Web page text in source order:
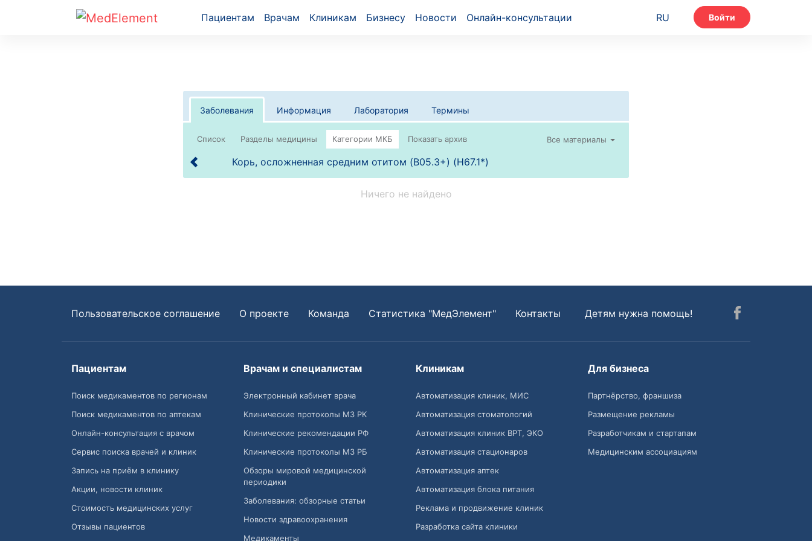
Пациентам Врачам Клиникам Бизнесу Новости Онлайн-консультации RU Войти
Заболевания Информация Лаборатория Термины
Список Все материалы
Корь, осложненная средним отитом (B05.3+) (H67.1*)
Ничего не найдено
Пользовательское соглашение О проекте Команда Статистика "МедЭлемент" Контакты Детям нужна помощь!
Пациентам
Поиск медикаментов по регионам
Поиск медикаментов по аптекам
Онлайн-консультация с врачом
Сервис поиска врачей и клиник
Запись на приём в клинику
Акции, новости клиник
Стоимость медицинских услуг
Отзывы пациентов
Врачам и специалистам
Электронный кабинет врача
Клинические протоколы МЗ РК
Клинические рекомендации РФ
Клинические протоколы МЗ РБ
Обзоры мировой медицинской
периодики
Заболевания: обзорные статьи
Новости здравоохранения
Медикаменты
Клиникам
Автоматизация клиник, МИС
Автоматизация стоматологий
Автоматизация клиник ВРТ, ЭКО
Автоматизация стационаров
Автоматизация аптек
Автоматизация блока питания
Реклама и продвижение клиник
Разработка сайта клиники
Для бизнеса
Партнёрство, франшиза
Размещение рекламы
Разработчикам и стартапам
Медицинским ассоциациям